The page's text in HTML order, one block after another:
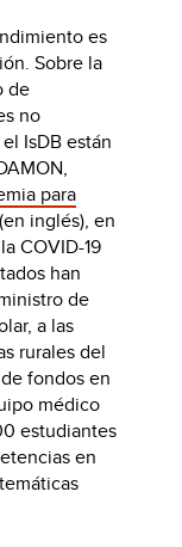
es
Sobre la
de
no
IsDB están
para
(en inglés), en
COVID-19
han
de
a las
rurales del
fondos en
médico
estudiantes
en